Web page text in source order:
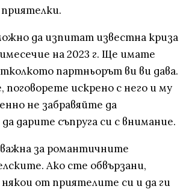
да изпитат известна криза
на 2023 г. Ще имате
партньорът ви ви дава.
искрено с него и му
не забравяйте да
дарите съпруга си с внимание.
за романтичните
Ако сте обвързани,
от приятелите си и да ги